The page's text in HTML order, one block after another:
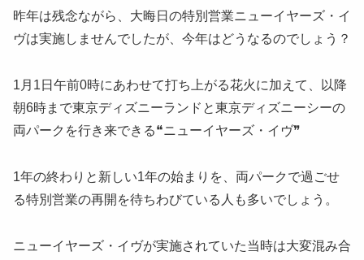
昨年は残念ながら、大晦日の特別営業ニューイヤーズ・イ
ヴは実施しませんでしたが、今年はどうなるのでしょう？
1月1日午前0時にあわせて打ち上がる花火に加えて、以降
朝6時まで東京ディズニーランドと東京ディズニーシーの
両パークを行き来できる❝ニューイヤーズ・イヴ❞
1年の終わりと新しい1年の始まりを、両パークで過ごせ
る特別営業の再開を待ちわびている人も多いでしょう。
ニューイヤーズ・イヴが実施されていた当時は大変混み合